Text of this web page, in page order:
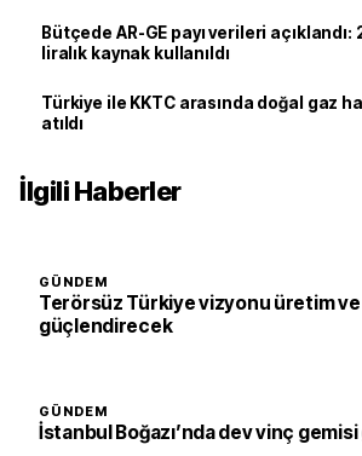
Bütçede AR-GE payı verileri açıklandı:
liralık kaynak kullanıldı
Türkiye ile KKTC arasında doğal gaz
atıldı
İlgili Haberler
GÜNDEM
Terörsüz Türkiye vizyonu üretim ve
güçlendirecek
GÜNDEM
İstanbul Boğazı’nda dev vinç